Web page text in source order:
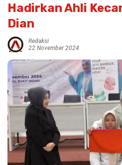
Hadirkan Ahli
Dian
Redaksi
22 November 2024